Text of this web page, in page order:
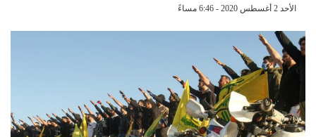
الأحد 2 أغسطس 2020 - 6:46 مساءً